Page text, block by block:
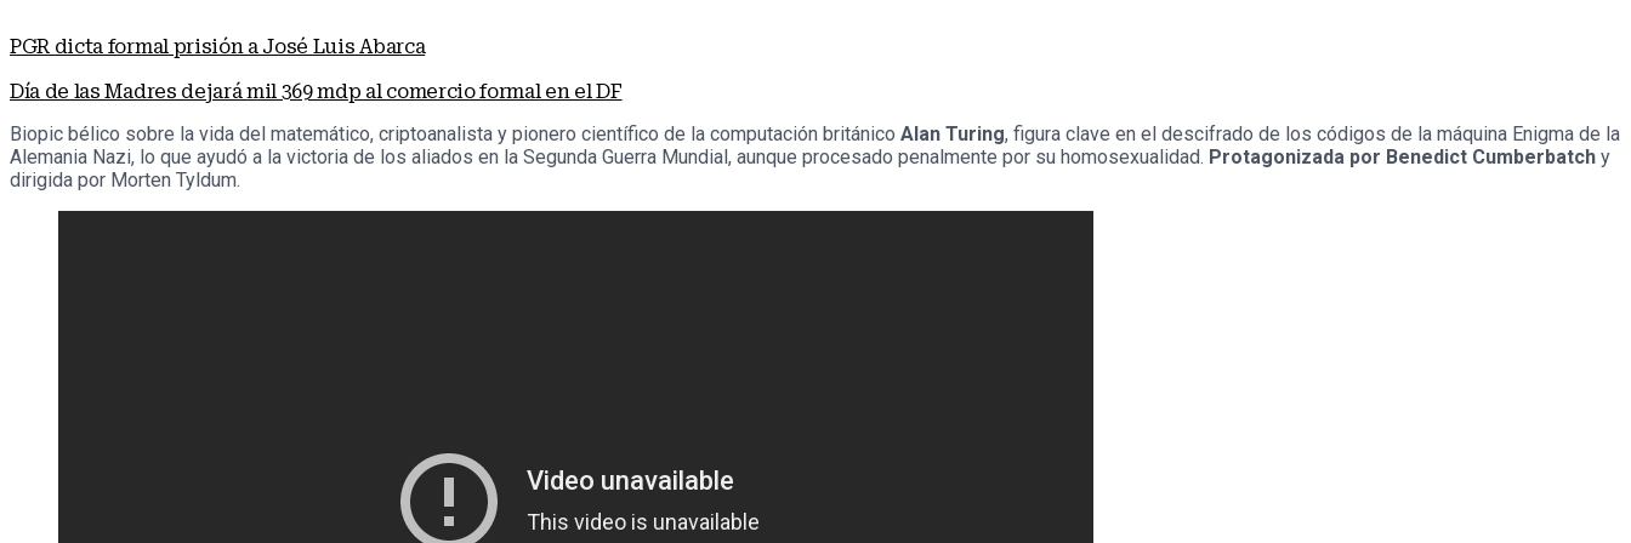
PGR dicta formal prisión a José Luis Abarca
Día de las Madres dejará mil 369 mdp al comercio formal en el DF
Biopic bélico sobre la vida del matemático, criptoanalista y pionero científico de la computación británico Alan Turing, figura clave en el descifrado de los códigos de la máquina Enigma de la
Alemania Nazi, lo que ayudó a la victoria de los aliados en la Segunda Guerra Mundial, aunque procesado penalmente por su homosexualidad. Protagonizada por Benedict Cumberbatch y
dirigida por Morten Tyldum.